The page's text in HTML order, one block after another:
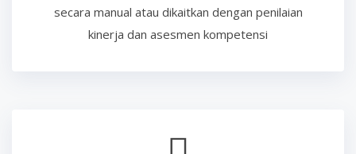
secara manual atau dikaitkan dengan penilaian
kinerja dan asesmen kompetensi